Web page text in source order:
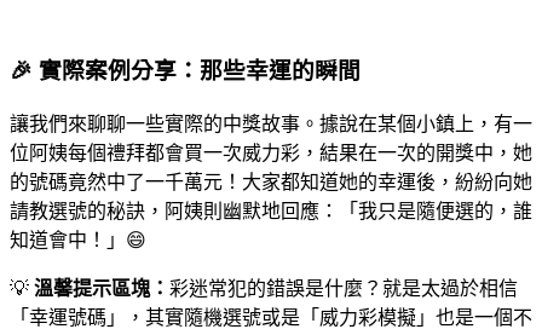
🎉 實際案例分享：那些幸運的瞬間
讓我們來聊聊一些實際的中獎故事。據說在某個小鎮上，有一
位阿姨每個禮拜都會買一次威力彩，結果在一次的開獎中，她
的號碼竟然中了一千萬元！大家都知道她的幸運後，紛紛向她
請教選號的秘訣，阿姨則幽默地回應：「我只是隨便選的，誰
知道會中！」😄
💡 溫馨提示區塊： 彩迷常犯的錯誤是什麼？就是太過於相信
「幸運號碼」，其實隨機選號或是「威力彩模擬」也是一個不